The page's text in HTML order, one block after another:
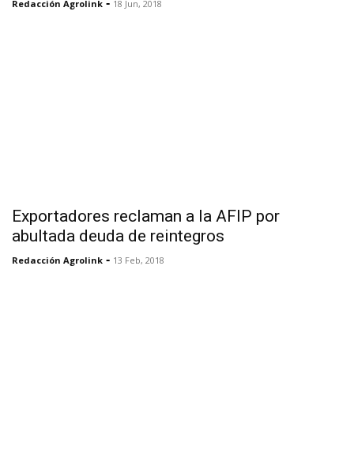
Redacción Agrolink 18 Jun, 2018
Exportadores reclaman a la AFIP por
abultada deuda de reintegros
Redacción Agrolink - 13 Feb, 2018